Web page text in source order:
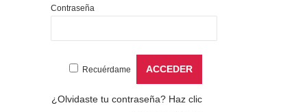
Contraseña
Recuérdame
¿Olvidaste tu contraseña? Haz clic